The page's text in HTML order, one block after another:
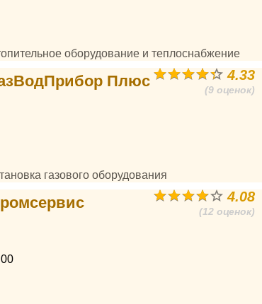
оборудование и теплоснабжение
4.33
(9 оценок)
Плюс
газового оборудования
4.08
(12 оценок)